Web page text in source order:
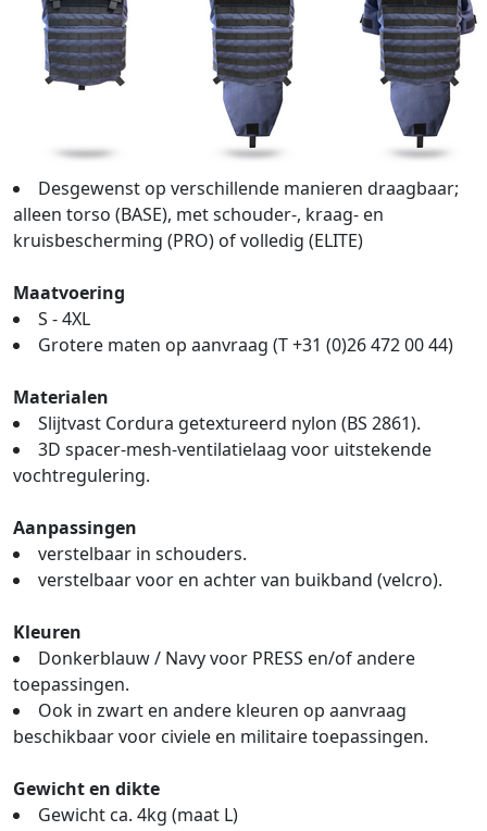
Desgewenst op verschillende manieren draagbaar;
alleen torso (BASE), met schouder-, kraag- en
kruisbescherming (PRO) of volledig (ELITE)
Maatvoering
S - 4XL
Grotere maten op aanvraag (T +31 (0)26 472 00 44)
Materialen
Slijtvast Cordura getextureerd nylon (BS 2861).
3D spacer-mesh-ventilatielaag voor uitstekende
vochtregulering.
Aanpassingen
verstelbaar in schouders.
verstelbaar voor en achter van buikband (velcro).
Kleuren
Donkerblauw / Navy voor PRESS en/of andere
toepassingen.
Ook in zwart en andere kleuren op aanvraag
beschikbaar voor civiele en militaire toepassingen.
Gewicht en dikte
Gewicht ca. 4kg (maat L)